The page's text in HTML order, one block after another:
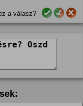
a válasz?